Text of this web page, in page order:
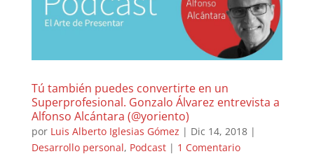
Tú también puedes convertirte en un
Superprofesional. Gonzalo Álvarez entrevista a
Alfonso Alcántara (@yoriento)
por Luis Alberto Iglesias Gómez | Dic 14, 2018|
Desarrollo personal, Podcast| 1 Comentario